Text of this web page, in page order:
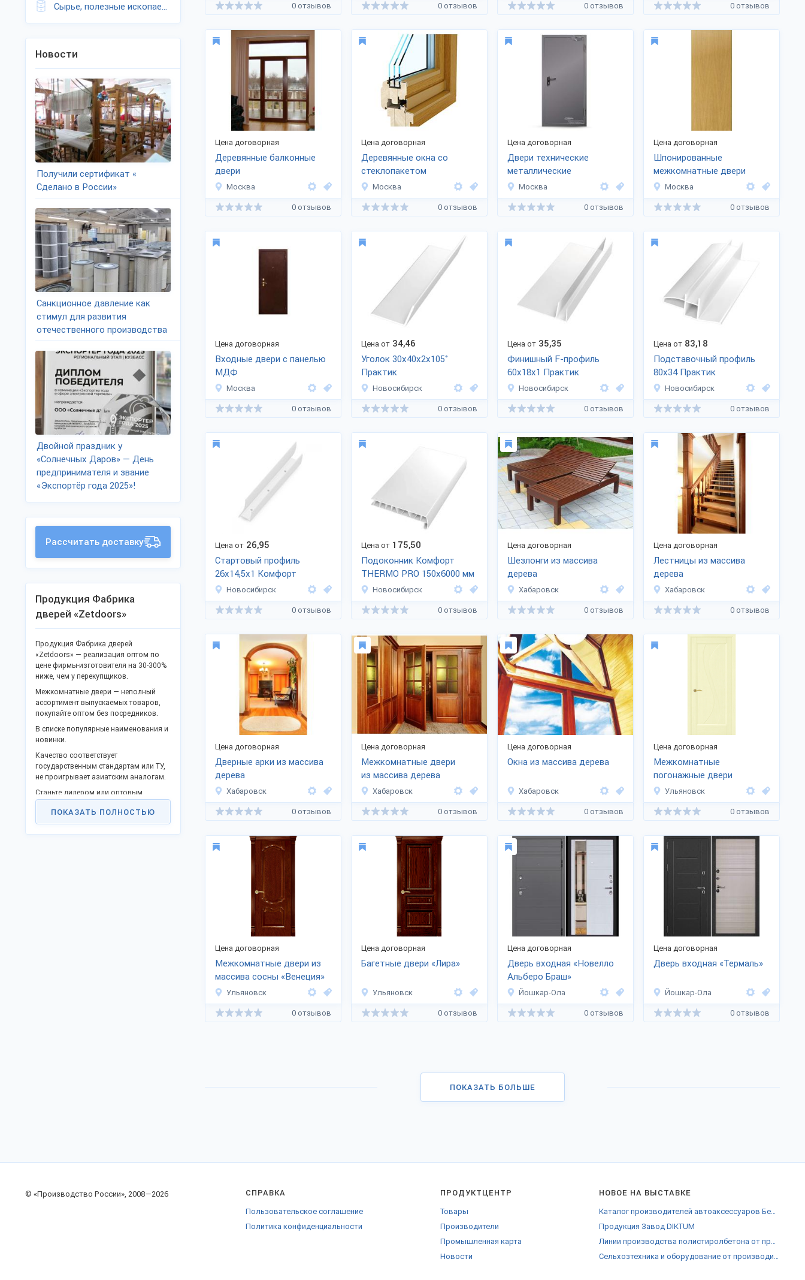
0 отзывов 0 отзывов 0 отзывов 0 отзывов
Цена договорная
Деревянные балконные
двери
Москва
0 отзывов
Цена договорная
Деревянные окна со
стеклопакетом
Москва
0 отзывов
Цена договорная
Двери технические
металлические
Москва
0 отзывов
Цена договорная
Шпонированные
межкомнатные двери
МДФ (без врезки)
Москва
0 отзывов
Цена договорная
Входные двери с панелью
МДФ
Москва
0 отзывов
Цена от 34,46
Уголок 30x40x2x105˚
Практик
Новосибирск
0 отзывов
Цена от 35,35
Финишный F-профиль
60x18x1 Практик
Новосибирск
0 отзывов
Цена от 83,18
Подставочный профиль
80x34 Практик
(универсальный)
Новосибирск
0 отзывов
Цена от 26,95
Стартовый профиль
26х14,5х1 Комфорт
THERMO PRO с п
Новосибирск
0 отзывов
Цена от 175,50
Подоконник Комфорт
THERMO PRO 150x6000 мм
Новосибирск
0 отзывов
Цена договорная
Шезлонги из массива
дерева
Хабаровск
0 отзывов
Цена договорная
Лестницы из массива
дерева
Хабаровск
0 отзывов
Цена договорная
Дверные арки из массива
дерева
Хабаровск
0 отзывов
Цена договорная
Межкомнатные двери
из массива дерева
Хабаровск
0 отзывов
Цена договорная
Окна из массива дерева
Хабаровск
0 отзывов
Цена договорная
Межкомнатные
погонажные двери
«Джулия»
Ульяновск
0 отзывов
Цена договорная
Межкомнатные двери из
массива сосны «Венеция»
Ульяновск
0 отзывов
Цена договорная
Багетные двери «Лира»
Ульяновск
0 отзывов
Цена договорная
Дверь входная «Новелло
Альберо Браш»
Йошкар-Ола
0 отзывов
Цена договорная
Дверь входная «Термаль»
Йошкар-Ола
0 отзывов
ПОКАЗАТЬ БОЛЬШЕ
Сырье, полезные ископаемые
Новости
Получили сертификат «
Сделано в России»
Санкционное давление как
стимул для развития
отечественного производства
Двойной праздник у
«Солнечных Даров» — День
предпринимателя и звание
«Экспортёр года 2025»!
Рассчитать доставку
Продукция Фабрика
дверей «Zetdoors»
Продукция Фабрика дверей
«Zetdoors» — реализация оптом по
цене фирмы-изготовителя на 30-300%
ниже, чем у перекупщиков.
Межкомнатные двери — неполный
ассортимент выпускаемых товаров,
покупайте оптом без посредников.
В списке популярные наименования и
новинки.
Качество соответствует
государственным стандартам или ТУ,
не проигрывает азиатским аналогам.
Станьте дилером или оптовым
покупателем в своём городе и
получайте преимущества работы без
посредников. Продаем товары в
городах: Москва, Чебоксары, Санкт-
ПОКАЗАТЬ ПОЛНОСТЬЮ
© «Производство России», 2008—2026 СПРАВКА
Пользовательское соглашение
Политика конфиденциальности
ПРОДУКТЦЕНТР
Товары
Производители
Промышленная карта
Новости
НОВОЕ НА ВЫСТАВКЕ
Каталог производителей автоаксессуаров Березовска
Продукция Завод DIKTUM
Линии производства полистиролбетона от производителей Воронежской области
Сельхозтехника и оборудование от производителей Смоленска